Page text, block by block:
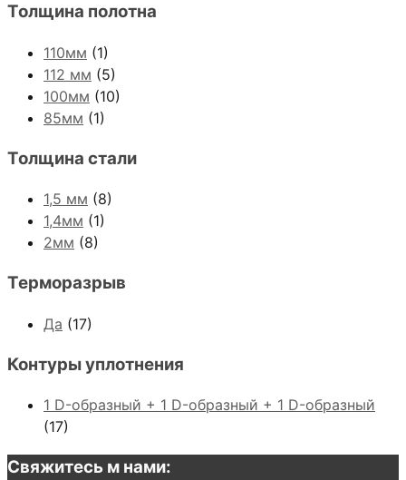
Толщина полотна
110мм (1)
112 мм (5)
100мм (10)
85мм (1)
Толщина стали
1,5 мм (8)
1,4мм (1)
2мм (8)
Терморазрыв
Да (17)
Контуры уплотнения
1 D-образный + 1 D-образный + 1 D-образный
(17)
Свяжитесь м нами: